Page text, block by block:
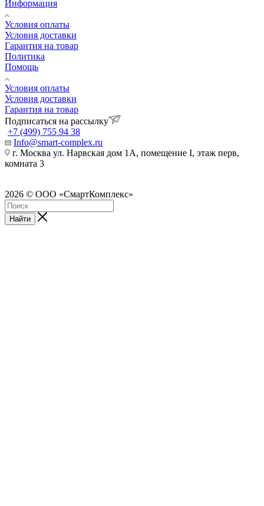
Информация
Условия оплаты
Условия доставки
Гарантия на товар
Политика
Помощь
Условия оплаты
Условия доставки
Гарантия на товар
Подписаться на рассылку
+7 (499) 755 94 38
Info@smart-complex.ru
г. Москва ул. Нарвская дом 1А, помещение I, этаж перв,
комната 3
2026 © ООО «СмартКомплекс»
Найти